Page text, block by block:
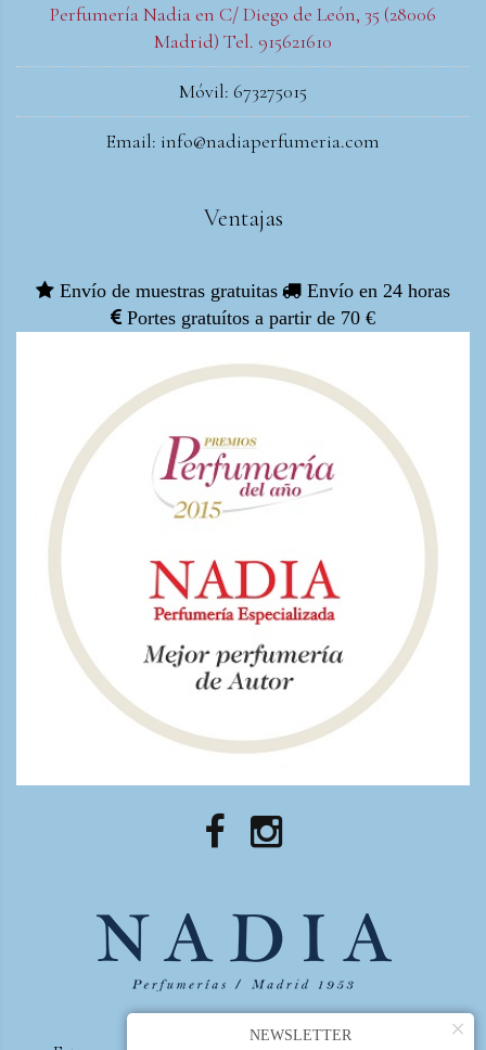
Perfumería Nadia en C/ Diego de León, 35 (28006
Madrid) Tel. 915621610
Móvil: 673275015
Email: info@nadiaperfumeria.com
Ventajas
Envío de muestras gratuitas
Envío en 24 horas
Portes gratuítos a partir de 70 €
×
NEWSLETTER